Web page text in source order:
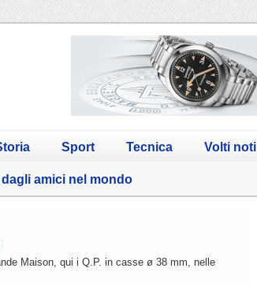
Sport Tecnica Volti noti
dagli amici nel mondo
Maison, qui i Q.P. in casse ø 38 mm, nelle